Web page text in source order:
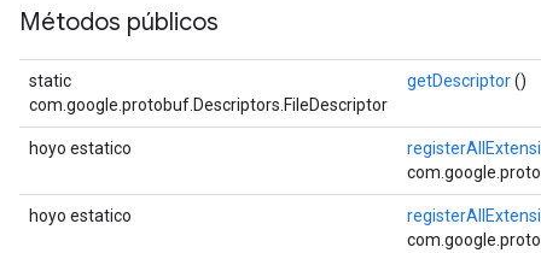
Métodos públicos
static
com.google.protobuf.Descriptors.FileDescriptor
getDescriptor()
hoyo estatico
hoyo estatico